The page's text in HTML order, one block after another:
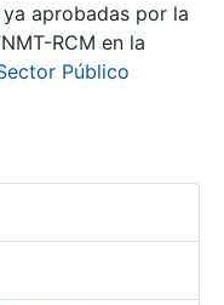
ya aprobadas por la
RCM en la
Público